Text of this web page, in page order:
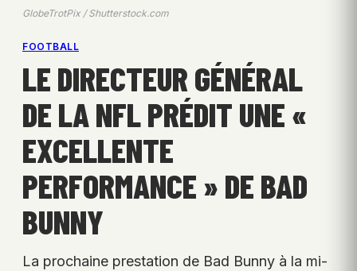
GlobeTrotPix / Shutterstock.com
FOOTBALL
LE DIRECTEUR GÉNÉRAL
DE LA NFL PRÉDIT UNE «
EXCELLENTE
PERFORMANCE » DE BAD
BUNNY
La prochaine prestation de Bad Bunny à la mi-